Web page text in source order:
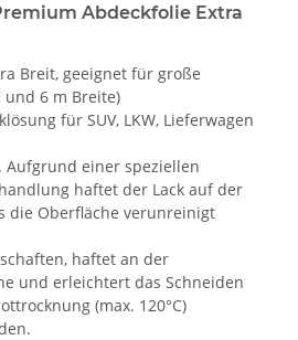
Abdeckfolie Extra
Breit, geeignet für große
und 6 m Breite)
für SUV, LKW, Lieferwagen
Aufgrund einer speziellen
haftet der Lack auf der
die Oberfläche verunreinigt
haftet an der
und erleichtert das Schneiden
(max. 120°C)